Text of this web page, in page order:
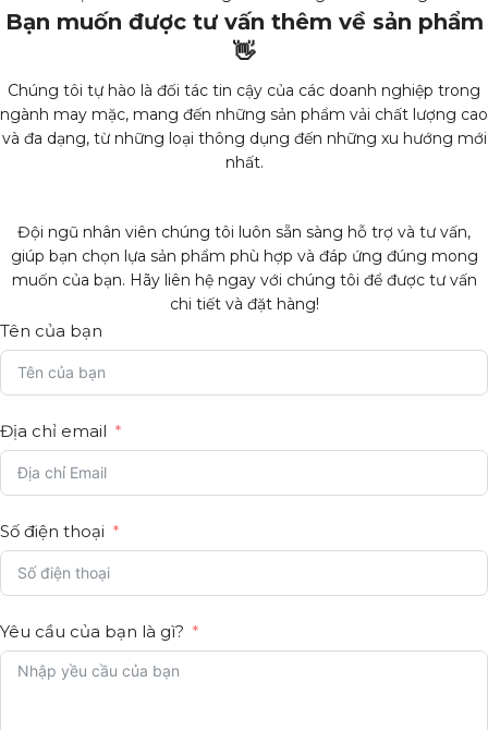
Bạn muốn được tư vấn thêm về sản phẩm
👋
Chúng tôi tự hào là đối tác tin cậy của các doanh nghiệp trong
ngành may mặc, mang đến những sản phẩm vải chất lượng cao
và đa dạng, từ những loại thông dụng đến những xu hướng mới
nhất.
Đội ngũ nhân viên chúng tôi luôn sẵn sàng hỗ trợ và tư vấn,
giúp bạn chọn lựa sản phẩm phù hợp và đáp ứng đúng mong
muốn của bạn. Hãy liên hệ ngay với chúng tôi để được tư vấn
chi tiết và đặt hàng!
Tên của bạn
Địa chỉ email
Số điện thoại
Yêu cầu của bạn là gì?